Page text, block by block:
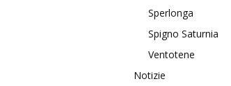
Sperlonga
Spigno Saturnia
Ventotene
Notizie